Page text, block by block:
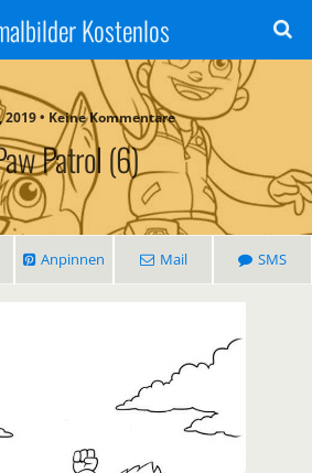
Kostenlos
2019 • Keine Kommentare
Patrol (6)
Anpinnen Mail SMS